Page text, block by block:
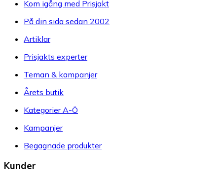
Kom igång med Prisjakt
På din sida sedan 2002
Artiklar
Prisjakts experter
Teman & kampanjer
Årets butik
Kategorier A-Ö
Kampanjer
Begagnade produkter
Kunder